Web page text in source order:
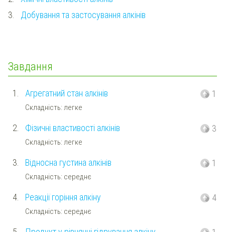
3.
Добування та застосування алкінів
Завдання
1. Агрегатний стан алкінів
Складність: легке
1
2. Фізичні властивості алкінів
Складність: легке
3
3. Відносна густина алкінів
Складність: середнє
1
4. Реакції горіння алкіну
Складність: середнє
4